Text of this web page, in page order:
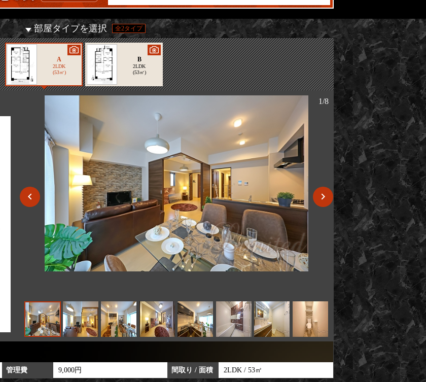
部屋タイプを選択 全2タイプ
A
2LDK
(53㎡)
B
2LDK
(53㎡)
1/8
管理費 9,000円 間取り / 面積 2LDK / 53㎡
B type
B typeの概要
賃料 103,000円